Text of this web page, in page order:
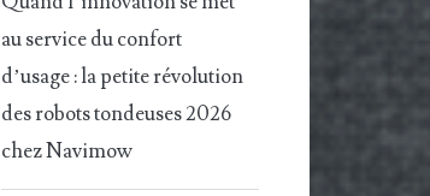
au service du confort
d’usage : la petite révolution
des robots tondeuses 2026
chez Navimow